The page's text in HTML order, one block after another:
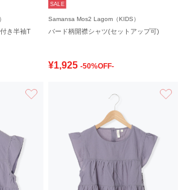
き半袖T
SALE
Samansa Mos2 Lagom（KIDS）
バード柄開襟シャツ(セットアップ可)
¥1,925 -50%OFF-